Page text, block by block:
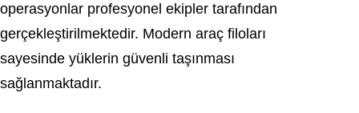
operasyonlar profesyonel ekipler tarafından
gerçekleştirilmektedir. Modern araç filoları
sayesinde yüklerin güvenli taşınması
sağlanmaktadır.